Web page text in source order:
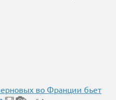
во Франции бьет